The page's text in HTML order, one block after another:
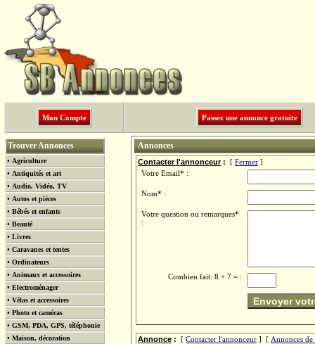
Mon Compte Passez une annonce gratuite
Trouver Annonces
• Agriculture
• Antiquités et art
• Audio, Vidéo, TV
• Autos et pièces
• Bébés et enfants
• Beauté
• Livres
• Caravanes et tentes
• Ordinateurs
• Animaux et accessoires
• Electroménager
• Vélos et accessoires
• Photo et caméras
• GSM, PDA, GPS, téléphonie
• Maison, décoration
Annonces
Contacter l'annonceur: [ Fermer ]
Votre Email* :
Nom* :
Votre question ou remarques*
:
Combien fait: 8 + 7 = :
Envoyer
Annonce : [ Contacter l'annonceur ] [ Annonces